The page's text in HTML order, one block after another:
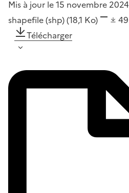
Mis à jour le 15 novembre 2024
shapefile (shp)(18,1 Ko) 49
Télécharger